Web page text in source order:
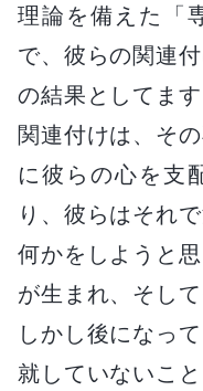
理論を備えた「
で、彼らの関連
の結果としてま
関連付けは、そ
に彼らの心を支
り、彼らはそれ
何かをしようと
が生まれ、そし
しかし後になっ
就していないこ